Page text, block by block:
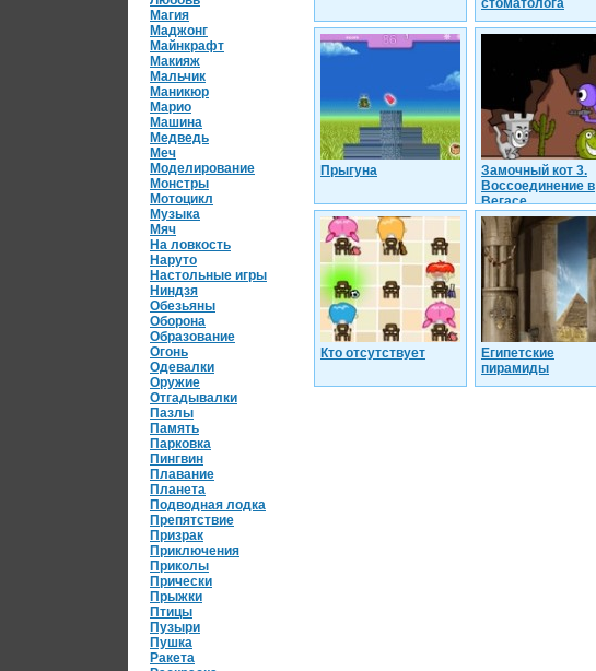
Магия
Маджонг
Майнкрафт
Макияж
Мальчик
Маникюр
Марио
Машина
Медведь
Меч
Моделирование
Монстры
Мотоцикл
Музыка
Мяч
На ловкость
Наруто
Настольные игры
Ниндзя
Обезьяны
Оборона
Образование
Огонь
Одевалки
Оружие
Отгадывалки
Пазлы
Память
Парковка
Пингвин
Плавание
Планета
Подводная лодка
Препятствие
Призрак
Приключения
Приколы
Прически
Прыжки
Птицы
Пузыри
Пушка
Ракета
стоматолога
Прыгуна
Замочный кот 3.
Воссоединение в
Вегасе
Кто отсутствует
Египетские
пирамиды